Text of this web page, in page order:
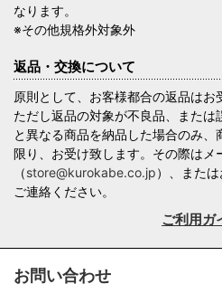
なります。
※その他規格外対象外
返品・交換について
原則として、お客様都合の返品はお
ただし返品の対象が不良品、または
と異なる商品を納品した場合のみ
限り、お受け致します。その際はメ
（store@kurokabe.co.jp）、また
ご連絡ください。
ご利用ガ
お問い合わせ